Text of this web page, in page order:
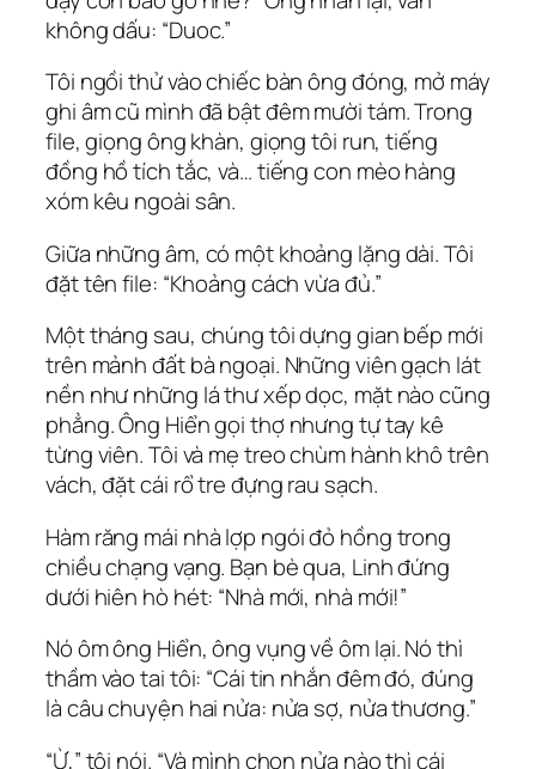
không dấu: “Duoc.”
Tôi ngồi thử vào chiếc bàn ông đóng, mở máy
ghi âm cũ mình đã bật đêm mười tám. Trong
file, giọng ông khàn, giọng tôi run, tiếng
đồng hồ tích tắc, và… tiếng con mèo hàng
xóm kêu ngoài sân.
Giữa những âm, có một khoảng lặng dài. Tôi
đặt tên file: “Khoảng cách vừa đủ.”
Một tháng sau, chúng tôi dựng gian bếp mới
trên mảnh đất bà ngoại. Những viên gạch lát
nền như những lá thư xếp dọc, mặt nào cũng
phẳng. Ông Hiển gọi thợ nhưng tự tay kê
từng viên. Tôi và mẹ treo chùm hành khô trên
vách, đặt cái rổ tre đựng rau sạch.
Hàm răng mái nhà lợp ngói đỏ hồng trong
chiều chạng vạng. Bạn bè qua, Linh đứng
dưới hiên hò hét: “Nhà mới, nhà mới!”
Nó ôm ông Hiển, ông vụng về ôm lại. Nó thì
thầm vào tai tôi: “Cái tin nhắn đêm đó, đúng
là câu chuyện hai nửa: nửa sợ, nửa thương.”
“Ừ,” tôi nói. “Và mình chọn nửa nào thì cái